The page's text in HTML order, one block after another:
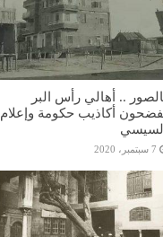
.. أهالي رأس البر
أكاذيب حكومة وإعلام
7 سبتمبر، 2020